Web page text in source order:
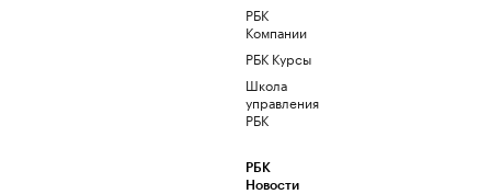
РБК
Компании
РБК Курсы
Школа
управления
РБК
РБК
Новости